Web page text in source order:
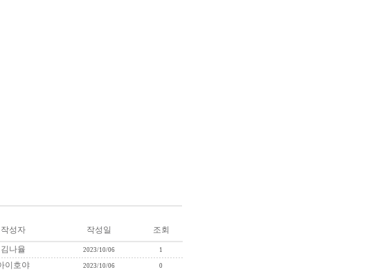
작성자 작성일 조회
김나율 2023/10/06 1
이호야 2023/10/06 0